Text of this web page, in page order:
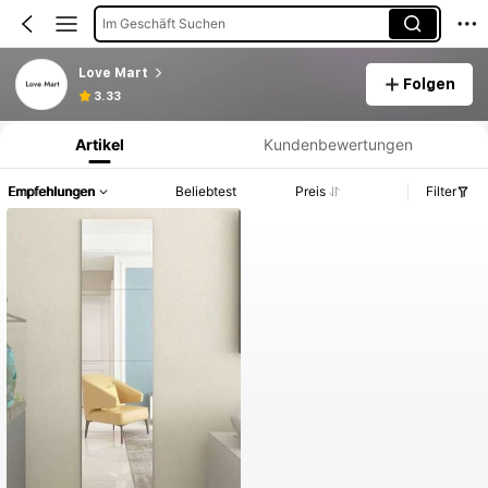
Im Geschäft Suchen
Love Mart
3.33
Folgen
Produktinformation: Preisangabe, Verkaufs- und Lagerbestandsdetails.
Artikel Kundenbewertungen
Empfehlungen Beliebtest Preis Filter